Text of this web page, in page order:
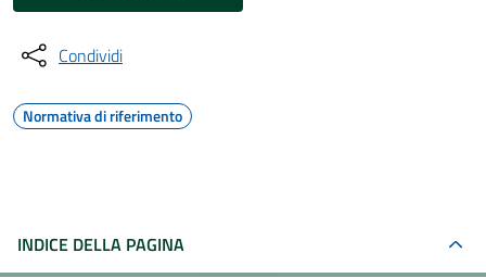
Condividi
Normativa di riferimento
INDICE DELLA PAGINA